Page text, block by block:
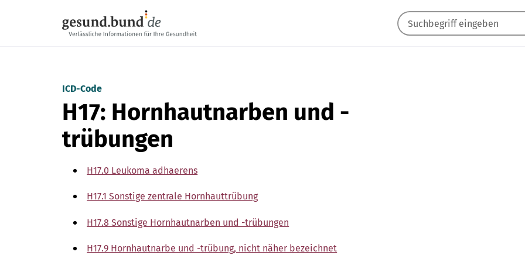
ICD-Code
H17: Hornhautnarben und -
trübungen
H17.0 Leukoma adhaerens
H17.1 Sonstige zentrale Hornhauttrübung
H17.8 Sonstige Hornhautnarben und -trübungen
H17.9 Hornhautnarbe und -trübung, nicht näher bezeichnet